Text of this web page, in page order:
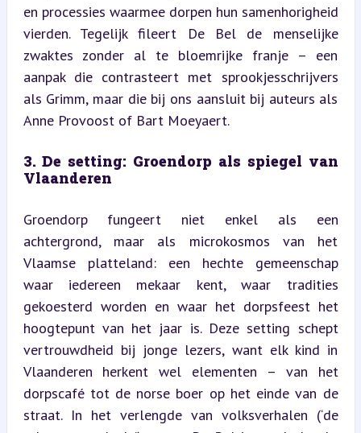
en processies waarmee dorpen hun samenhorigheid
vierden. Tegelijk fileert De Bel de menselijke
zwaktes zonder al te bloemrijke franje – een
aanpak die contrasteert met sprookjesschrijvers
als Grimm, maar die bij ons aansluit bij auteurs als
Anne Provoost of Bart Moeyaert.
3. De setting: Groendorp als spiegel van
Vlaanderen
Groendorp fungeert niet enkel als een
achtergrond, maar als microkosmos van het
Vlaamse platteland: een hechte gemeenschap
waar iedereen mekaar kent, waar tradities
gekoesterd worden en waar het dorpsfeest het
hoogtepunt van het jaar is. Deze setting schept
vertrouwdheid bij jonge lezers, want elk kind in
Vlaanderen herkent wel elementen – van het
dorpscafé tot de norse boer op het einde van de
straat. In het verlengde van volksverhalen (‘de